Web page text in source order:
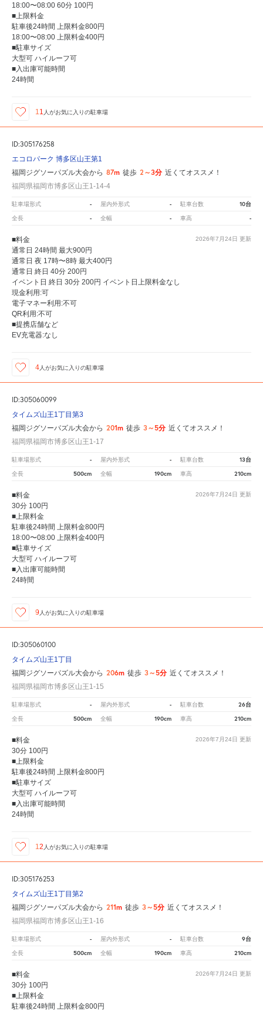
18:00〜08:00 60分 100円
■上限料金
駐車後24時間 上限料金800円
18:00〜08:00 上限料金400円
■駐車サイズ
大型可 ハイルーフ可
■入出庫可能時間
24時間
11 人がお気に入りの駐車場
ID:305176258
エコロパーク 博多区山王第1
福岡ジグソーパズル大会から 87m 徒歩 2～3分 近くてオススメ！
福岡県福岡市博多区山王1-14-4
駐車場形式 - 屋内外形式 - 駐車台数 10台
全長 - 全幅 - 車高 -
2026年7月24日 更新
■料金
通常日 24時間 最大900円
通常日 夜 17時〜8時 最大400円
通常日 終日 40分 200円
イベント日 終日 30分 200円 イベント日上限料金なし
現金利用:可
電子マネー利用:不可
QR利用:不可
■提携店舗など
EV充電器:なし
4人がお気に入りの駐車場
ID:305060099
タイムズ山王1丁目第3
福岡ジグソーパズル大会から 201m 徒歩 3～5分 近くてオススメ！
福岡県福岡市博多区山王1-17
駐車場形式 - 屋内外形式 - 駐車台数 13台
全長 500cm 全幅 190cm 車高 210cm
2026年7月24日 更新
■料金
30分 100円
■上限料金
駐車後24時間 上限料金800円
18:00〜08:00 上限料金400円
■駐車サイズ
大型可 ハイルーフ可
■入出庫可能時間
24時間
9人がお気に入りの駐車場
ID:305060100
タイムズ山王1丁目
福岡ジグソーパズル大会から 206m 徒歩 3～5分 近くてオススメ！
福岡県福岡市博多区山王1-15
駐車場形式 - 屋内外形式 - 駐車台数 26台
全長 500cm 全幅 190cm 車高 210cm
2026年7月24日 更新
■料金
30分 100円
■上限料金
駐車後24時間 上限料金800円
■駐車サイズ
大型可 ハイルーフ可
■入出庫可能時間
24時間
12 人がお気に入りの駐車場
ID:305176253
タイムズ山王1丁目第2
福岡ジグソーパズル大会から 211m 徒歩 3～5分 近くてオススメ！
福岡県福岡市博多区山王1-16
駐車場形式 - 屋内外形式 - 駐車台数 9台
全長 500cm 全幅 190cm 車高 210cm
2026年7月24日 更新
■料金
30分 100円
■上限料金
駐車後24時間 上限料金800円